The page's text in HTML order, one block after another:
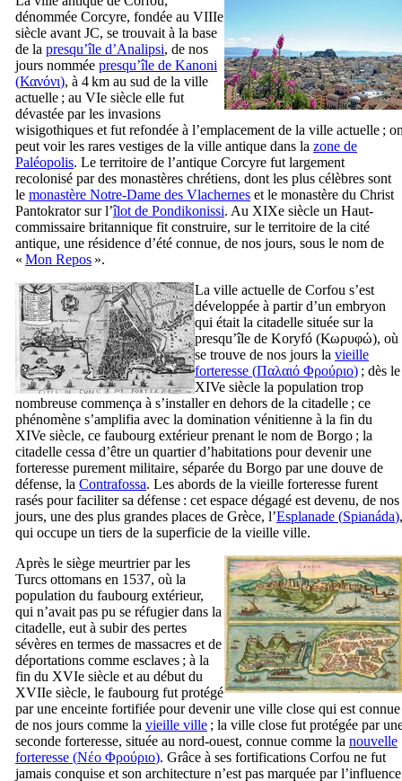
dénommée Corcyre, fondée au VIIIe
siècle avant JC, se trouvait à la base
de la presqu’île d’Analipsi, de nos
jours nommée presqu’île de Kanoni
(Κανόνι), à 4 km au sud de la ville
actuelle ; au VIe siècle elle fut
dévastée par les invasions
wisigothiques et fut refondée à l’emplacement de la ville actuelle ;
peut voir les rares vestiges de la ville antique dans la zone de
Paléopolis. Le territoire de l’antique Corcyre fut largement
recolonisé par des monastères chrétiens, dont les plus célèbres sont
le monastère Notre-Dame des Vlachernes et le monastère du Christ
Pantokrator sur l’îlot de Pondikonissi. Au XIXe siècle un Haut-
commissaire britannique fit construire, sur le territoire de la cité
antique, une résidence d’été connue, de nos jours, sous le nom de
« Mon Repos ».
La ville actuelle de Corfou s’est
développée à partir d’un embryon
qui était la citadelle située sur la
presqu’île de Koryfó (Κωρυφώ), où
se trouve de nos jours la vieille
forteresse (Παλαιό Φρούριο) ; dès le
XIVe siècle la population trop
nombreuse commença à s’installer en dehors de la citadelle ; ce
phénomène s’amplifia avec la domination vénitienne à la fin du
XIVe siècle, ce faubourg extérieur prenant le nom de Borgo ; la
citadelle cessa d’être un quartier d’habitations pour devenir une
forteresse purement militaire, séparée du Borgo par une douve de
défense, la Contrafossa. Les abords de la vieille forteresse furent
rasés pour faciliter sa défense : cet espace dégagé est devenu, de nos
jours, une des plus grandes places de Grèce, l’Esplanade (Spianáda),
qui occupe un tiers de la superficie de la vieille ville.
Après le siège meurtrier par les
Turcs ottomans en 1537, où la
population du faubourg extérieur,
qui n’avait pas pu se réfugier dans la
citadelle, eut à subir des pertes
sévères en termes de massacres et de
déportations comme esclaves ; à la
fin du XVIe siècle et au début du
XVIIe siècle, le faubourg fut protégé
par une enceinte fortifiée pour devenir une ville close qui est connue
de nos jours comme la vieille ville ; la ville close fut protégée par
seconde forteresse, située au nord-ouest, connue comme la nouvelle
forteresse (Νέο Φρούριο). Grâce à ses fortifications Corfou ne fut
jamais conquise et son architecture n’est pas marquée par l’influence